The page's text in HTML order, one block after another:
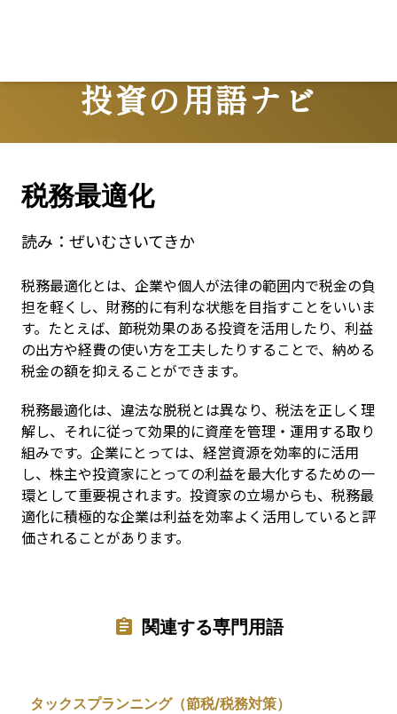
投資の用語ナビ
Terms
税務最適化
読み： ぜいむさいてきか
税務最適化とは、企業や個人が法律の範囲内で税金の負
担を軽くし、財務的に有利な状態を目指すことをいいま
す。たとえば、節税効果のある投資を活用したり、利益
の出方や経費の使い方を工夫したりすることで、納める
税金の額を抑えることができます。
税務最適化は、違法な脱税とは異なり、税法を正しく理
解し、それに従って効果的に資産を管理・運用する取り
組みです。企業にとっては、経営資源を効率的に活用
し、株主や投資家にとっての利益を最大化するための一
環として重要視されます。投資家の立場からも、税務最
適化に積極的な企業は利益を効率よく活用していると評
価されることがあります。
関連する専門用語
タックスプランニング（節税/税務対策）